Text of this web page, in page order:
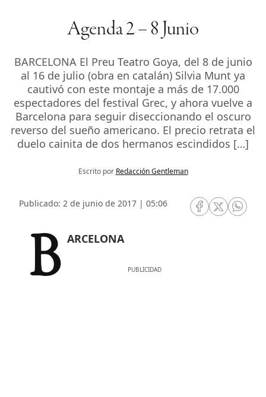
Agenda 2 – 8 Junio
BARCELONA El Preu Teatro Goya, del 8 de junio
al 16 de julio (obra en catalán) Silvia Munt ya
cautivó con este montaje a más de 17.000
espectadores del festival Grec, y ahora vuelve a
Barcelona para seguir diseccionando el oscuro
reverso del sueño americano. El precio retrata el
duelo cainita de dos hermanos escindidos […]
Escrito por Redacción Gentleman
Publicado: 2 de junio de 2017 | 05:06
RRSS Facebook
RRSSRRSS
BARCELONA